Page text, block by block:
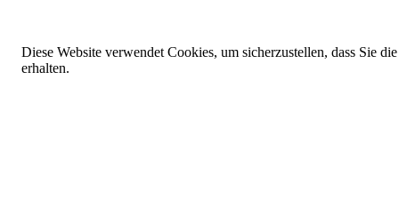
Diese Website verwendet Cookies, um sicherzustellen, dass Sie
erhalten.